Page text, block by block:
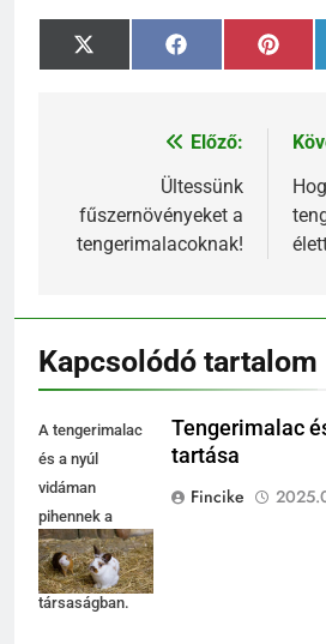
Share
on
X
(Twitter)
Share
on
FacebookShare
on
Bejegyzés
navigáció
Előző:
Ültessünk
fűszernövényeket a
tengerimalacoknak!
Kapcsolódó tartalom
A tengerimalac
és a nyúl
vidáman
pihennek a
szalmán,
barátságos
társaságban.
Tengerimalac
tartása
Fincike